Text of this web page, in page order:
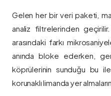
Gelen her bir veri paketi,
analiz filtrelerinden
arasındaki farkı
anında bloke ederken,
köprülerinin sunduğu bu
korunaklı limanda yer